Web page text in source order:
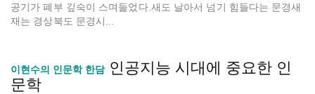
공기가 폐부 깊숙이 스며들었다.새도 날아서 넘기 힘들다는 문경새
재는 경상북도 문경시...
이현수의 인문학 한담 인공지능 시대에 중요한 인
문학